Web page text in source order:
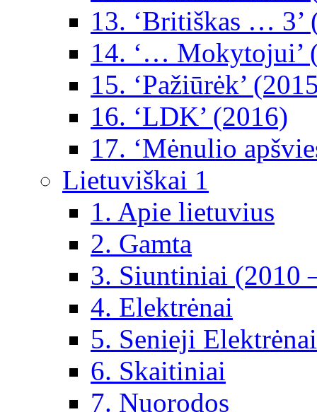
13. ‘Britiškas … 3’
14. ‘… Mokytojui’
15. ‘Pažiūrėk’
16. ‘LDK’ (2016)
17. ‘Mėnulio
Lietuviškai 1
1. Apie lietuvius
2. Gamta
3. Siuntiniai (2010
4. Elektrėnai
5. Senieji Elektrėnai
6. Skaitiniai
7. Nuorodos